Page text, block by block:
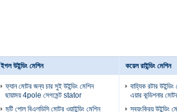
ইগল উইন্ডিং মেশিন
ফ্যান মোটর জন্য চার সুই উইন্ডিং মেশিন
ছায়াময় 4pole সেগমেন্ট stator
মুটি পোল বিএলডিসি মোটর ওয়াইন্ডিং মেশিন
কয়েল রাইন্ডিং মেশিন
বাহ্যিক রটার
এয়ার কন্ডিশনার
স্বয়ংক্রিয় উইন্ডিং